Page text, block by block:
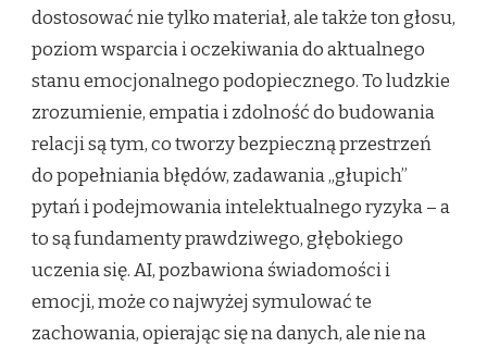
dostosować nie tylko materiał, ale także ton głosu,
poziom wsparcia i oczekiwania do aktualnego
stanu emocjonalnego podopiecznego. To ludzkie
zrozumienie, empatia i zdolność do budowania
relacji są tym, co tworzy bezpieczną przestrzeń
do popełniania błędów, zadawania „głupich”
pytań i podejmowania intelektualnego ryzyka – a
to są fundamenty prawdziwego, głębokiego
uczenia się. AI, pozbawiona świadomości i
emocji, może co najwyżej symulować te
zachowania, opierając się na danych, ale nie na